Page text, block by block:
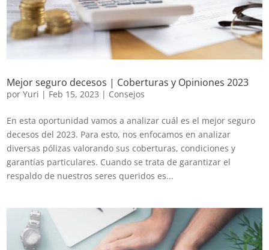
Mejor seguro decesos | Coberturas y Opiniones 2023
porYuri | Feb 15, 2023 | Consejos
En esta oportunidad vamos a analizar cuál es el mejor seguro
decesos del 2023. Para esto, nos enfocamos en analizar
diversas pólizas valorando sus coberturas, condiciones y
garantías particulares. Cuando se trata de garantizar el
respaldo de nuestros seres queridos es...